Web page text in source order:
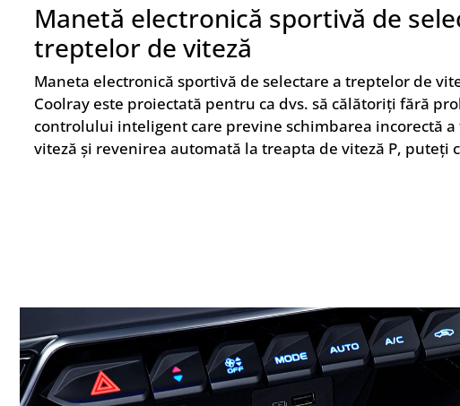
Manetă electronică sportivă de
treptelor de viteză
Maneta electronică sportivă de selectare a treptelor de
Coolray este proiectată pentru ca dvs. să călătoriți fără
controlului inteligent care previne schimbarea incorectă
viteză și revenirea automată la treapta de viteză P, puteți